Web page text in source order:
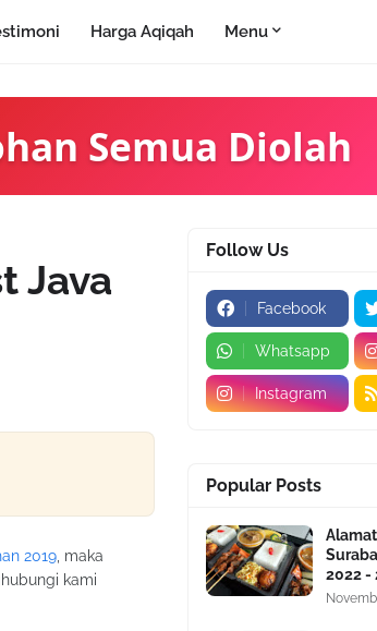
Harga Aqiqah Menu
Semua Diolah
Java
2019 , maka
kami
Follow Us
Facebook
Whatsapp
Instagram
Popular Posts
2022 -